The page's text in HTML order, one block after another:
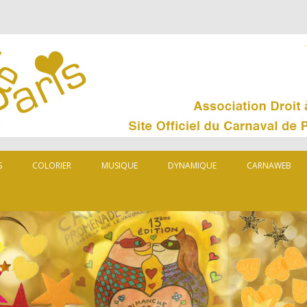
COLORIER MUSIQUE DYNAMIQUE
PARTENAIRES
PRESSE
CARNAWEB
CARNAVAL
QUELQUES